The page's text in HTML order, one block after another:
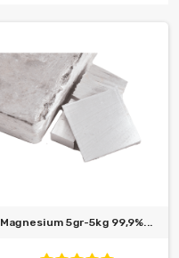
Magnesium 5gr-5kg 99,9%...